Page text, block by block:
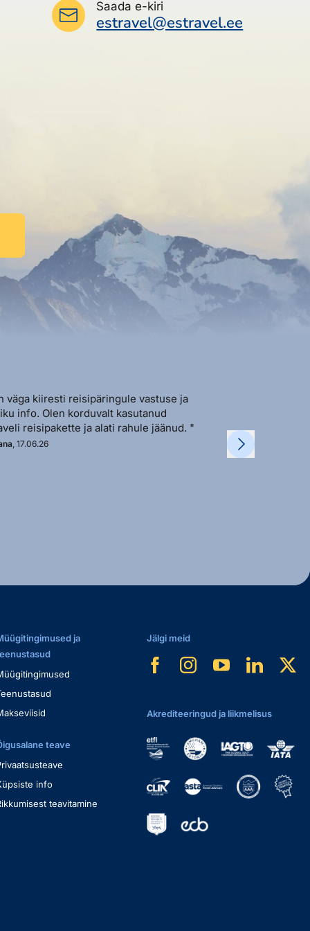
Saada e-kiri
estravel@estravel.ee
väga kiiresti reisipäringule vastuse ja
info. Olen korduvalt kasutanud
reisipakette ja alati rahule jäänud. "
, 17.06.26
soovi korral. "
Kadi, 11.06.26
ja
teave
info
teavitamine
Jälgi meid
Akrediteeringud ja liikmelisus